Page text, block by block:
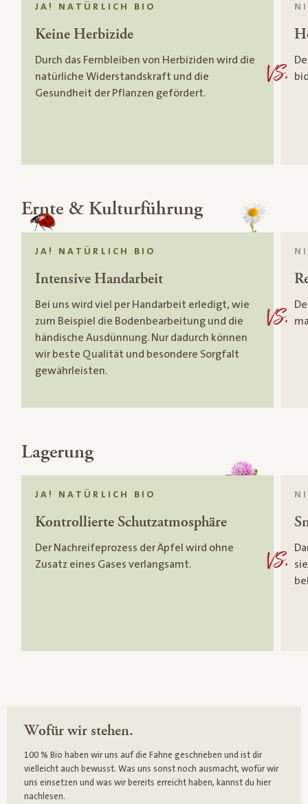
JA! NATÜRLICH BIO
Keine Herbizide
Durch das Fernbleiben von Herbiziden wird die
natürliche Widerstandskraft und die
Gesundheit der Pflanzen gefördert.
VS.
Ernte & Kulturführung
JA! NATÜRLICH BIO
Intensive Handarbeit
Bei uns wird viel per Handarbeit erledigt, wie
zum Beispiel die Bodenbearbeitung und die
händische Ausdünnung. Nur dadurch können
wir beste Qualität und besondere Sorgfalt
gewährleisten.
VS.
Lagerung
JA! NATÜRLICH BIO
Kontrollierte Schutzatmosphäre
Der Nachreifeprozess der Äpfel wird ohne
Zusatz eines Gases verlangsamt.
VS.
Wofür wir stehen.
100 % Bio haben wir uns auf die Fahne geschrieben und ist dir
vielleicht auch bewusst. Was uns sonst noch ausmacht, wofür wir
uns einsetzen und was wir bereits erreicht haben, kannst du hier
nachlesen.